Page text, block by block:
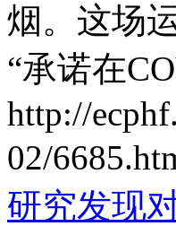
烟。这场
“承诺在
http://
02/
研究发现